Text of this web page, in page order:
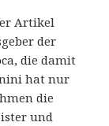
Artikel
der
die damit
hat nur
die
und